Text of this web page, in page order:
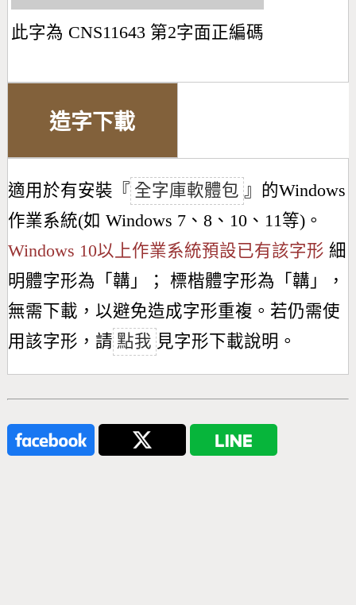
此字為 CNS11643 第2字面正編碼
造字下載
適用於有安裝『 全字庫軟體包 』的Windows
作業系統(如 Windows 7、8、10、11等)。
Windows 10以上作業系統預設已有該字形 細
明體字形為「 韝 」； 標楷體字形為「 韝 」，
無需下載，以避免造成字形重複。若仍需使
用該字形，請 點我 見字形下載說明。